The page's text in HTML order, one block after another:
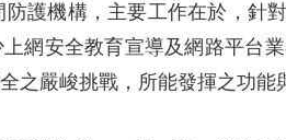
護機構，主要工作在於，針
網安全教育宣導及網路平台
之嚴峻挑戰，所能發揮之功能